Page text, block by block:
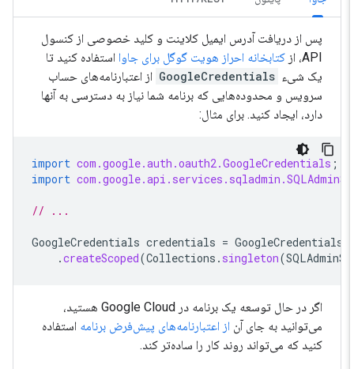
پس از دریافت آدرس ایمیل کلاینت و کلید خصوصی از کنسول
API، از
کتابخانه احراز هویت گوگل برای جاوااستفاده کنید تا
یک شیء
GoogleCredentials از اعتبارنامه‌های حساب
سرویس و محدوده‌هایی که برنامه شما نیاز به دسترسی به آنها
دارد، ایجاد کنید. برای مثال:
import com.google.auth.oauth2.GoogleCredentials
import
// ...
GoogleCredentials credentials GoogleCredentials
.createScoped(Collections .singleton(
اگر در حال توسعه یک برنامه در Google Cloud هستید،
می‌توانید به جای آناز اعتبارنامه‌های پیش‌فرض برنامهاستفاده
کنید که می‌تواند روند کار را ساده‌تر کند.